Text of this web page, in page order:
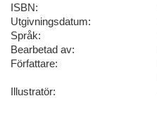
ISBN:
Utgivningsdatum:
Språk:
Bearbetad av:
Författare:
Illustratör: